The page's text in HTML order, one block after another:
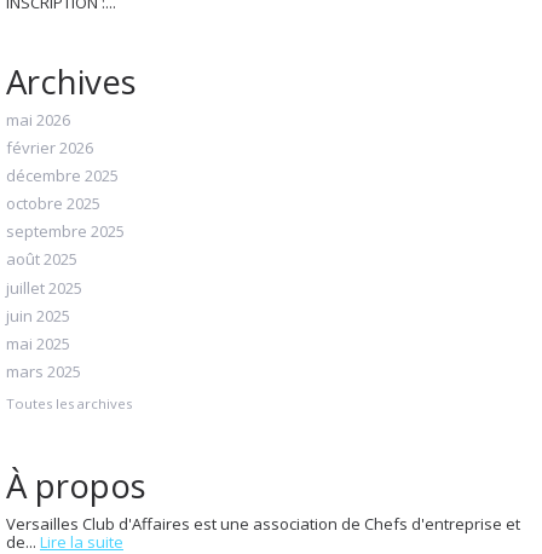
Archives
mai 2026
février 2026
décembre 2025
octobre 2025
septembre 2025
août 2025
juillet 2025
juin 2025
mai 2025
mars 2025
Toutes les archives
À propos
Versailles Club d'Affaires est une association de Chefs d'entreprise et
de... Lire la suite